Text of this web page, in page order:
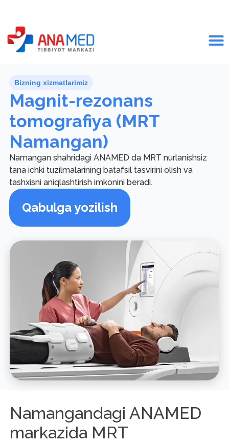
Bizning xizmatlarimiz
Magnit-rezonans
tomografiya (MRT
Namangan)
Namangan shahridagi ANAMED da MRT nurlanishsiz
tana ichki tuzilmalarining batafsil tasvirini olish va
tashxisni aniqlashtirish imkonini beradi.
Qabulga yozilish
Namangandagi ANAMED
markazida MRT